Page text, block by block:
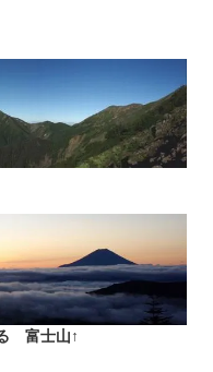
富士山↑